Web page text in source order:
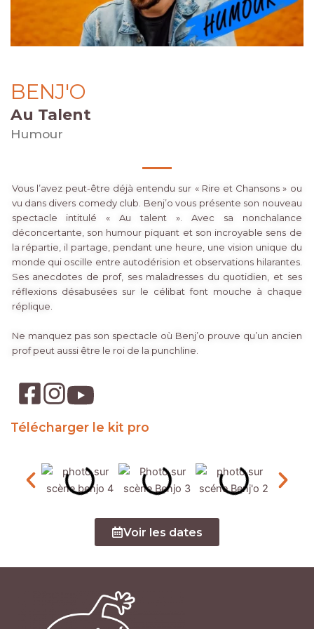
BENJ'O
Au Talent
Humour
Vous l’avez peut-être déjà entendu sur « Rire et Chansons » ou
vu dans divers comedy club. Benj’o vous présente son nouveau
spectacle intitulé « Au talent ». Avec sa nonchalance
déconcertante, son humour piquant et son incroyable sens de
la répartie, il partage, pendant une heure, une vision unique du
monde qui oscille entre autodérision et observations hilarantes.
Ses anecdotes de prof, ses maladresses du quotidien, et ses
réflexions désabusées sur le célibat font mouche à chaque
réplique.
Ne manquez pas son spectacle où Benj’o prouve qu’un ancien
prof peut aussi être le roi de la punchline.
Télécharger le kit pro
Voir les dates